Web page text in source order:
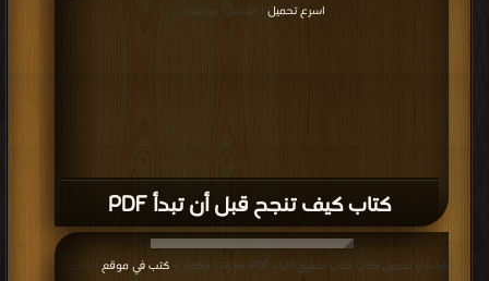
كتاب كيف تنجح قبل أن تبدأ PDF
اسرع تحميل
| التحميل : مرة/مرات
قراءة و تحميل كتاب كتاب تحقيق الثراء PDF مجانا | مكتبة > كتب في موقع